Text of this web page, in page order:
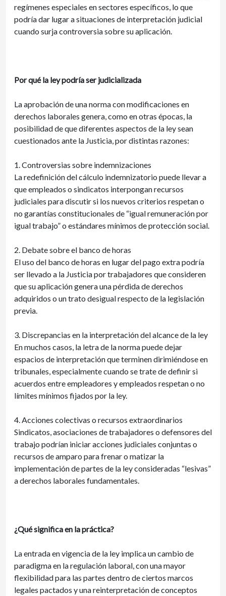
regímenes especiales en sectores específicos, lo que
podría dar lugar a situaciones de interpretación judicial
cuando surja controversia sobre su aplicación.
Por qué la ley podría ser judicializada
La aprobación de una norma con modificaciones en
derechos laborales genera, como en otras épocas, la
posibilidad de que diferentes aspectos de la ley sean
cuestionados ante la Justicia, por distintas razones:
1. Controversias sobre indemnizaciones
La redefinición del cálculo indemnizatorio puede llevar a
que empleados o sindicatos interpongan recursos
judiciales para discutir si los nuevos criterios respetan o
no garantías constitucionales de “igual remuneración por
igual trabajo” o estándares mínimos de protección social.
2. Debate sobre el banco de horas
El uso del banco de horas en lugar del pago extra podría
ser llevado a la Justicia por trabajadores que consideren
que su aplicación genera una pérdida de derechos
adquiridos o un trato desigual respecto de la legislación
previa.
3. Discrepancias en la interpretación del alcance de la ley
En muchos casos, la letra de la norma puede dejar
espacios de interpretación que terminen dirimiéndose en
tribunales, especialmente cuando se trate de definir si
acuerdos entre empleadores y empleados respetan o no
límites mínimos fijados por la ley.
4. Acciones colectivas o recursos extraordinarios
Sindicatos, asociaciones de trabajadores o defensores del
trabajo podrían iniciar acciones judiciales conjuntas o
recursos de amparo para frenar o matizar la
implementación de partes de la ley consideradas “lesivas”
a derechos laborales fundamentales.
¿Qué significa en la práctica?
La entrada en vigencia de la ley implica un cambio de
paradigma en la regulación laboral, con una mayor
flexibilidad para las partes dentro de ciertos marcos
legales pactados y una reinterpretación de conceptos